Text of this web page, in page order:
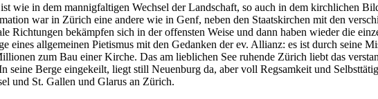
wie in dem mannigfaltigen Wechsel der Landschaft, so auch in dem kirchlichen
war in Zürich eine andere wie in Genf, neben den Staatskirchen mit den
Richtungen bekämpfen sich in der offensten Weise und dann haben wieder die
eines allgemeinen Pietismus mit den Gedanken der ev. Allianz: es ist durch seine
zum Bau einer Kirche. Das am lieblichen See ruhende Zürich liebt das
seine Berge eingekeilt, liegt still Neuenburg da, aber voll Regsamkeit und
und St. Gallen und Glarus an Zürich.